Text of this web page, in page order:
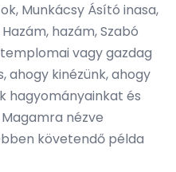
Munkácsy Ásító inasa,
hazám, Szabó
vagy gazdag
ahogy kinézünk, ahogy
hagyományainkat és
nézve
követendő példa